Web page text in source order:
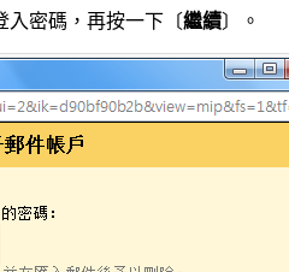
入密碼，再按一下〔繼續〕。